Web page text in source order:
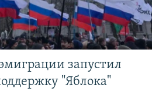
запустил
"Яблока"